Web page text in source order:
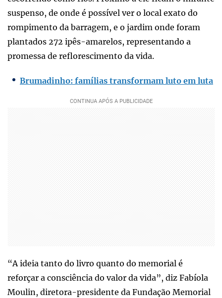
suspenso, de onde é possível ver o local exato do
rompimento da barragem, e o jardim onde foram
plantados 272 ipês-amarelos, representando a
promessa de reflorescimento da vida.
Brumadinho: famílias transformam luto em luta
“A ideia tanto do livro quanto do memorial é
reforçar a consciência do valor da vida”, diz Fabíola
Moulin, diretora-presidente da Fundação Memorial